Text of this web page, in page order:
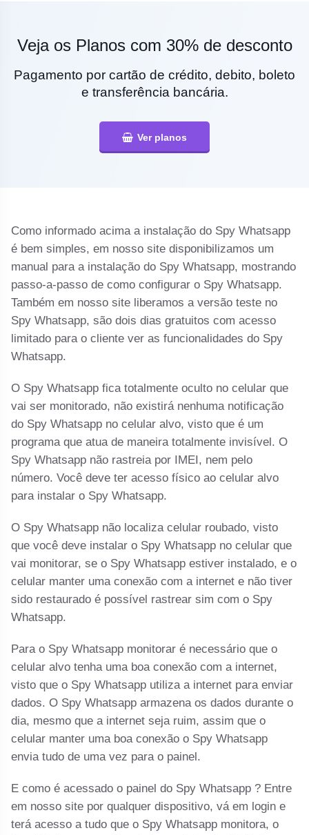
Veja os Planos com 30% de desconto
Pagamento por cartão de crédito, debito, boleto
e transferência bancária.
Ver planos
Como informado acima a instalação do Spy Whatsapp
é bem simples, em nosso site disponibilizamos um
manual para a instalação do Spy Whatsapp, mostrando
passo-a-passo de como configurar o Spy Whatsapp.
Também em nosso site liberamos a versão teste no
Spy Whatsapp, são dois dias gratuitos com acesso
limitado para o cliente ver as funcionalidades do Spy
Whatsapp.
O Spy Whatsapp fica totalmente oculto no celular que
vai ser monitorado, não existirá nenhuma notificação
do Spy Whatsapp no celular alvo, visto que é um
programa que atua de maneira totalmente invisível. O
Spy Whatsapp não rastreia por IMEI, nem pelo
número. Você deve ter acesso físico ao celular alvo
para instalar o Spy Whatsapp.
O Spy Whatsapp não localiza celular roubado, visto
que você deve instalar o Spy Whatsapp no celular que
vai monitorar, se o Spy Whatsapp estiver instalado, e o
celular manter uma conexão com a internet e não tiver
sido restaurado é possível rastrear sim com o Spy
Whatsapp.
Para o Spy Whatsapp monitorar é necessário que o
celular alvo tenha uma boa conexão com a internet,
visto que o Spy Whatsapp utiliza a internet para enviar
dados. O Spy Whatsapp armazena os dados durante o
dia, mesmo que a internet seja ruim, assim que o
celular manter uma boa conexão o Spy Whatsapp
envia tudo de uma vez para o painel.
E como é acessado o painel do Spy Whatsapp ? Entre
em nosso site por qualquer dispositivo, vá em login e
terá acesso a tudo que o Spy Whatsapp monitora, o